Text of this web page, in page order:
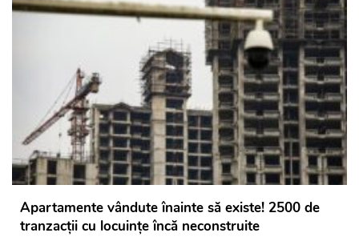
Apartamente vândute înainte să existe! 2500 de
tranzacții cu locuințe încă neconstruite